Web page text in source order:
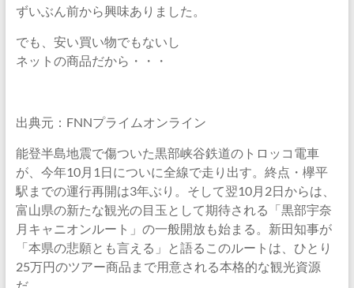
ずいぶん前から興味ありました。
でも、安い買い物でもないし
ネットの商品だから・・・
出典元：FNNプライムオンライン
能登半島地震で傷ついた黒部峡谷鉄道のトロッコ電車
が、今年10月1日についに全線で走り出す。終点・欅平
駅までの運行再開は3年ぶり。そして翌10月2日からは、
富山県の新たな観光の目玉として期待される「黒部宇奈
月キャニオンルート」の一般開放も始まる。新田知事が
「本県の悲願とも言える」と語るこのルートは、ひとり
25万円のツアー商品まで用意される本格的な観光資源